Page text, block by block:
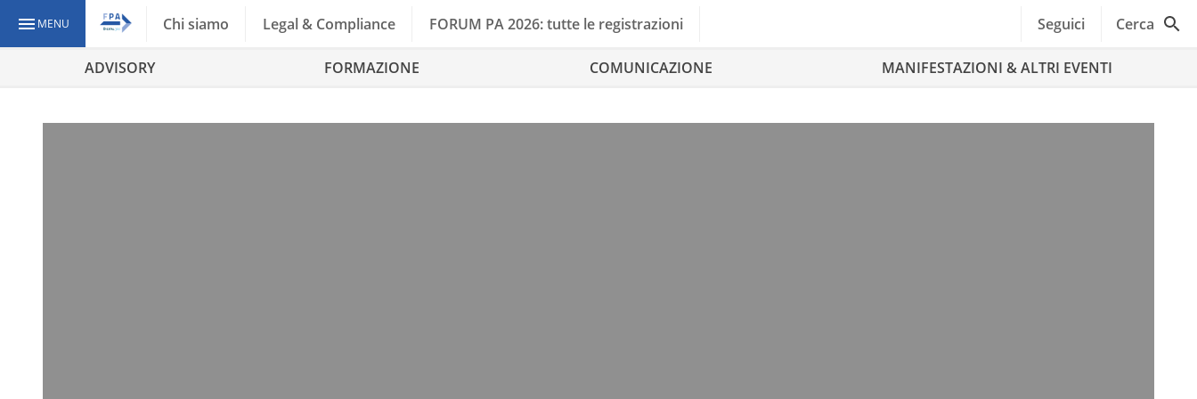
MENU Chi siamo Legal & Compliance FORUM PA 2026: tutte le registrazioni Seguici Cerca
ADVISORY FORMAZIONE COMUNICAZIONE MANIFESTAZIONI & ALTRI EVENTI